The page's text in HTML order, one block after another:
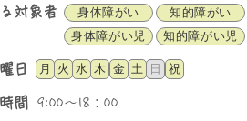
対象者 身体障がい 知的障がい
身体障がい児
知的障がい児
日 月 火 水 木 金 土 日 祝
間 9:00～18：00